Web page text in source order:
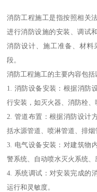
消防工程施工是指按照相关
进行消防设施的安装、调试
消防设计、施工准备、材
段。
消防工程施工的主要内容包括
1. 消防设备安装：根据消防
行安装，如灭火器、消防栓、
2. 管道布置：根据消防设计
括水源管道、喷淋管道、排烟
3. 电气设备安装：对建筑物
警系统、自动喷水灭火系统、
4. 系统调试：对安装完成的
运行和灵敏度。